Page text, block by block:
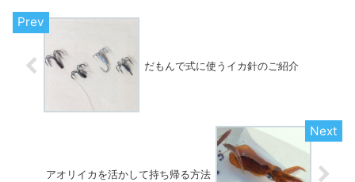
だもんで式に使うイカ針のご紹介
アオリイカを活かして持ち帰る方法